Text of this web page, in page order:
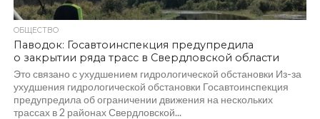
ОБЩЕСТВО
Паводок: Госавтоинспекция предупредила
о закрытии ряда трасс в Свердловской области
Это связано с ухудшением гидрологической обстановки Из-за
ухудшения гидрологической обстановки Госавтоинспекция
предупредила об ограничении движения на нескольких
трассах в 2 районах Свердловской...